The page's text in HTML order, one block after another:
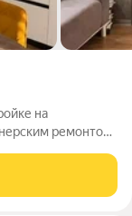
на
ремонтом
квартира